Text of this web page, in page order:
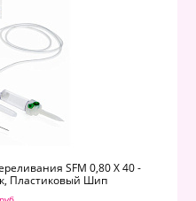
SFM 0,80 Х 40 -
Пластиковый Шип